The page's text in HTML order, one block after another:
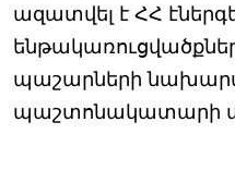
ազատվել է ՀՀ
պաշարների
պաշտոնակատարի